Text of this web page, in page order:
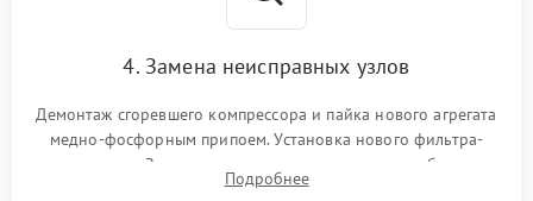
4. Замена неисправных узлов
Демонтаж сгоревшего компрессора и пайка нового агрегата
медно-фосфорным припоем. Установка нового фильтра-
осушителя. Замена изношенных вентиляторов обдува,
сломанных заслонок или поврежденных дверных петель.
Подробнее